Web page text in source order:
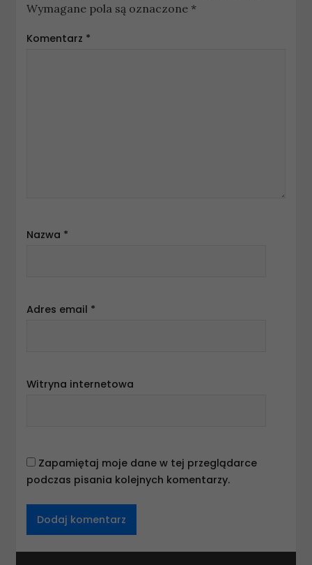
Wymagane pola są oznaczone *
Komentarz *
Nazwa *
Adres email *
Witryna internetowa
Zapamiętaj moje dane w tej przeglądarce
podczas pisania kolejnych komentarzy.